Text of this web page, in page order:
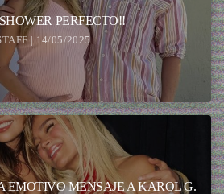
PERFECTO!!
| 14/05/2025
EMOTIVO MENSAJE A KAROL G.